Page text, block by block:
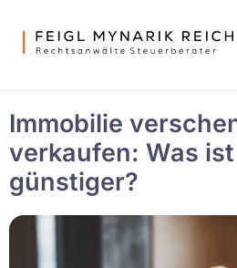
Immobilie
verkaufen: Was
günstiger?